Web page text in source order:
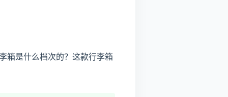
箱是什么档次的？这款行李箱